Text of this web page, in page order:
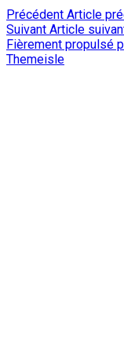
Précédent Article
Suivant Article
Fièrement propulsé
Themeisle